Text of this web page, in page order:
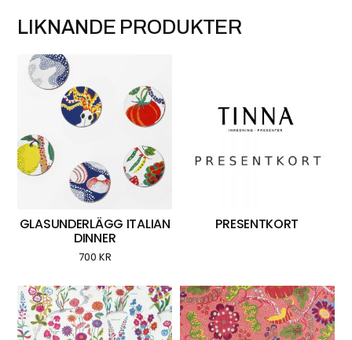
LIKNANDE PRODUKTER
GLASUNDERLÄGG ITALIAN
DINNER
700 KR
PRESENTKORT